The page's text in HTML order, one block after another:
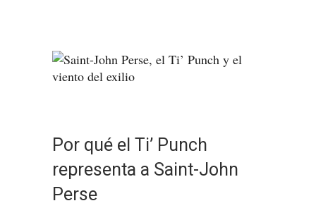
Por qué el Ti’ Punch
representa a Saint-John
Perse